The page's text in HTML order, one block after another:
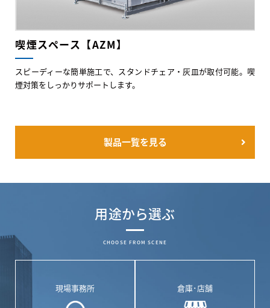
喫煙スペース【AZM】
スピーディーな簡単施工で、スタンドチェア・灰皿が取付可能。喫
煙対策をしっかりサポートします。
製品一覧を見る
用途から選ぶ
CHOOSE FROM SCENE
現場事務所 倉庫･店舗